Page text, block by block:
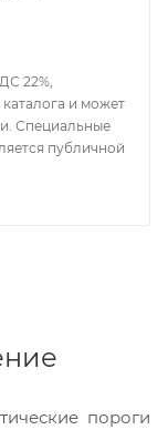
22%,
и может
Специальные
публичной
пороги